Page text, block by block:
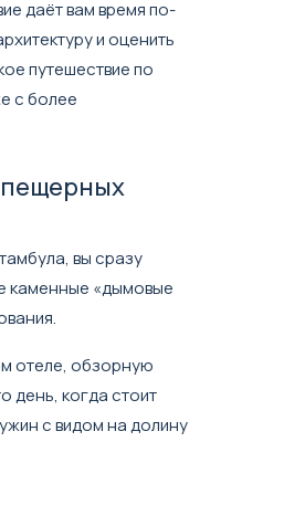
даёт вам время по-
и оценить
путешествие по
с более
пещерных
вы сразу
каменные «дымовые
отеле, обзорную
день, когда стоит
с видом на долину